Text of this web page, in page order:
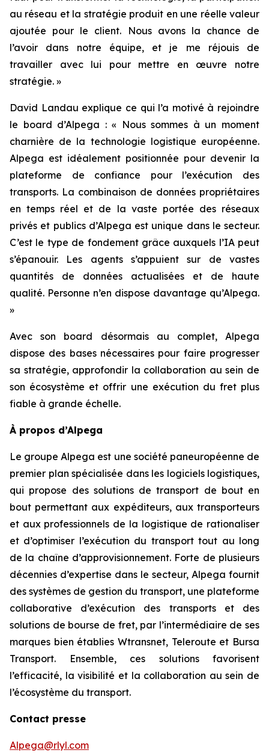
au réseau et la stratégie produit en une réelle valeur
ajoutée pour le client. Nous avons la chance de
l’avoir dans notre équipe, et je me réjouis de
travailler avec lui pour mettre en œuvre notre
stratégie. »
David Landau explique ce qui l’a motivé à rejoindre
le board d’Alpega : « Nous sommes à un moment
charnière de la technologie logistique européenne.
Alpega est idéalement positionnée pour devenir la
plateforme de confiance pour l’exécution des
transports. La combinaison de données propriétaires
en temps réel et de la vaste portée des réseaux
privés et publics d’Alpega est unique dans le secteur.
C’est le type de fondement grâce auxquels l’IA peut
s’épanouir. Les agents s’appuient sur de vastes
quantités de données actualisées et de haute
qualité. Personne n’en dispose davantage qu’Alpega.
»
Avec son board désormais au complet, Alpega
dispose des bases nécessaires pour faire progresser
sa stratégie, approfondir la collaboration au sein de
son écosystème et offrir une exécution du fret plus
fiable à grande échelle.
À propos d’Alpega
Le groupe Alpega est une société paneuropéenne de
premier plan spécialisée dans les logiciels logistiques,
qui propose des solutions de transport de bout en
bout permettant aux expéditeurs, aux transporteurs
et aux professionnels de la logistique de rationaliser
et d’optimiser l’exécution du transport tout au long
de la chaîne d’approvisionnement. Forte de plusieurs
décennies d’expertise dans le secteur, Alpega fournit
des systèmes de gestion du transport, une plateforme
collaborative d’exécution des transports et des
solutions de bourse de fret, par l’intermédiaire de ses
marques bien établies Wtransnet, Teleroute et Bursa
Transport. Ensemble, ces solutions favorisent
l’efficacité, la visibilité et la collaboration au sein de
l’écosystème du transport.
Contact presse
Alpega@rlyl.com